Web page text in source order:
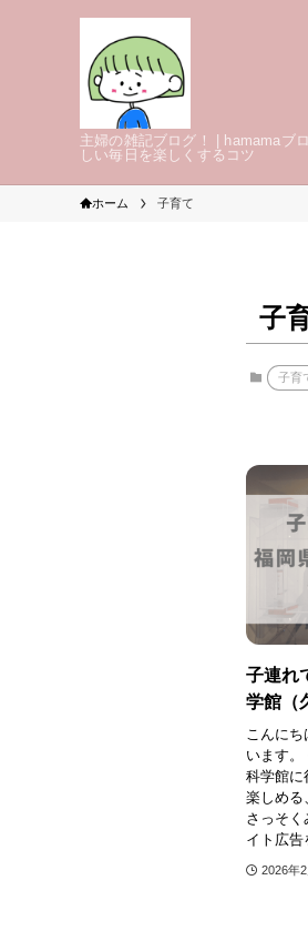
主婦の雑記ブログ！ | hamamaブ
しい毎日を楽しくするコツ
ホーム 子育て
子
子育
子連れ
学館（
こんに
います
科学館に
楽しめる
さっそく
イト広告
2026年